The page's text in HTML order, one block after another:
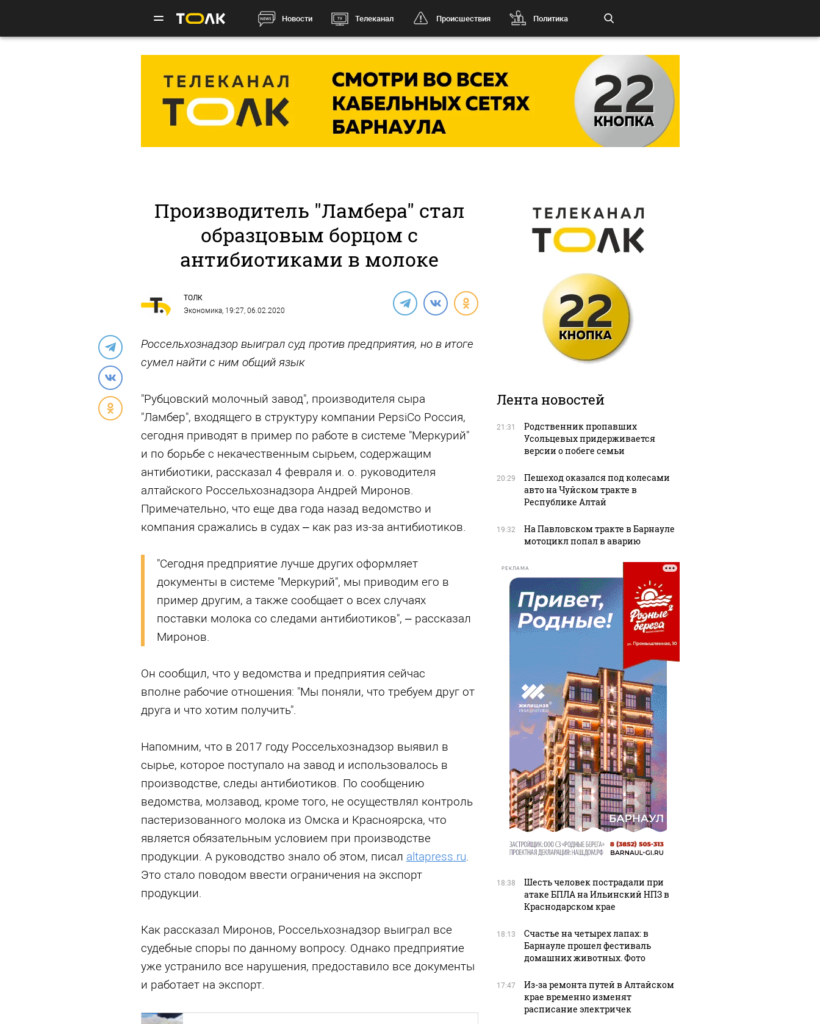
Новости Телеканал Происшествия Политика
Производитель "Ламбера" стал
образцовым борцом с
антибиотиками в молоке
ТОЛК
Экономика, 19:27, 06.02.2020
Россельхознадзор выиграл суд против предприятия, но в итоге
сумел найти с ним общий язык
"Рубцовский молочный завод", производителя сыра
"Ламбер", входящего в структуру компании PepsiCo Россия,
сегодня приводят в пример по работе в системе "Меркурий"
и по борьбе с некачественным сырьем, содержащим
антибиотики, рассказал 4 февраля и. о. руководителя
алтайского Россельхознадзора Андрей Миронов.
Примечательно, что еще два года назад ведомство и
компания сражались в судах – как раз из-за антибиотиков.
"Сегодня предприятие лучше других оформляет
документы в системе "Меркурий", мы приводим его в
пример другим, а также сообщает о всех случаях
поставки молока со следами антибиотиков", – рассказал
Миронов.
Он сообщил, что у ведомства и предприятия сейчас
вполне рабочие отношения: "Мы поняли, что требуем друг от
друга и что хотим получить".
Напомним, что в 2017 году Россельхознадзор выявил в
сырье, которое поступало на завод и использовалось в
производстве, следы антибиотиков. По сообщению
ведомства, молзавод, кроме того, не осуществлял контроль
пастеризованного молока из Омска и Красноярска, что
является обязательным условием при производстве
продукции. А руководство знало об этом, писал altapress.ru.
Это стало поводом ввести ограничения на экспорт
продукции.
Как рассказал Миронов, Россельхознадзор выиграл все
судебные споры по данному вопросу. Однако предприятие
уже устранило все нарушения, предоставило все документы
и работает на экспорт.
Лента новостей
21:31
Родственник пропавших
Усольцевых придерживается
версии о побеге семьи
20:29
Пешеход оказался под колесами
авто на Чуйском тракте в
Республике Алтай
19:32
На Павловском тракте в Барнауле
мотоцикл попал в аварию
РЕКЛАМА
18:38
Шесть человек пострадали при
атаке БПЛА на Ильинский НПЗ в
Краснодарском крае
18:13
Счастье на четырех лапах: в
Барнауле прошел фестиваль
домашних животных. Фото
17:47
Из-за ремонта путей в Алтайском
крае временно изменят
расписание электричек